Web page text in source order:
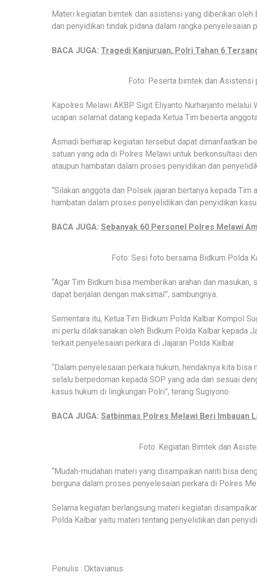
Materi kegiatan bimtek dan asistensi yang diberikan
dan penyidikan tindak pidana dalam rangka penyelesaian
BACA JUGA: Tragedi Kanjuruan, Polri Tahan 6
Foto: Peserta bimtek dan
Kapolres Melawi AKBP Sigit Eliyanto Nurharjanto
ucapan selamat datang kepada Ketua Tim beserta
Asmadi berharap kegiatan tersebut dapat dimanfaatkan
satuan yang ada di Polres Melawi untuk berkonsultasi
ataupun hambatan dalam proses penyidikan dan
“Silakan anggota dan Polsek jajaran bertanya kepada Tim
hambatan dalam proses penyelidikan dan penyidikan
BACA JUGA: Sebanyak 60 Personel Polres Melawi
Foto: Sesi foto bersama Bidkum Polda
“Agar Tim Bidkum bisa memberikan arahan dan
dapat berjalan dengan maksimal”, sambungnya.
Sementara itu, Ketua Tim Bidkum Polda Kalbar Kompol
ini perlu dilaksanakan oleh Bidkum Polda Kalbar kepada
terkait penyelesaian perkara di Jajaran Polda Kalbar.
“Dalam penyelesaian perkara hukum, hendaknya kita
selalu berpedoman kepada SOP yang ada dan sesuai
kasus hukum di lingkungan Polri”, terang Sugiyono.
BACA JUGA: Satbinmas Polres Melawi Beri Imbauan
Foto: Kegiatan Bimtek dan
“Mudah-mudahan materi yang disampaikan nanti bisa
berguna dalam proses penyelesaian perkara di Polres
Selama kegiatan berlangsung materi kegiatan
Polda Kalbar yaitu materi tentang penyelidikan dan
Penulis : Oktavianus